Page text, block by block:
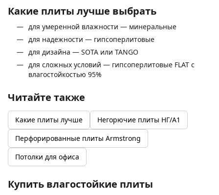
Какие плиты лучше выбрать
для умеренной влажности — минеральные
для надежности — гипсоперлитовые
для дизайна — SOTA или TANGO
для сложных условий — гипсоперлитовые FLAT c
влагостойкостью 95%
Читайте также
Какие плиты лучше
Негорючие плиты НГ/A1
Перфорированные плиты Armstrong
Потолки для офиса
Купить влагостойкие плиты